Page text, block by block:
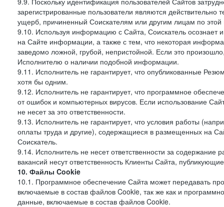
зарегистрированные пользователи являются
ущерб, причиненный Соискателям или другим лицам по этой
9.10. Используя информацию с Сайта, Соискатель осознает
на Сайте информации, а также с тем, что некоторая
заведомо ложной, грубой, непристойной. Если это
Исполнителю о наличии подобной информации.
9.11. Исполнитель не гарантирует, что опубликованные
хотя бы одним.
9.12. Исполнитель не гарантирует, что программное
от ошибок и компьютерных вирусов. Если использование
не несет за это ответственности.
9.13. Исполнитель не гарантирует, что условия работы
оплаты труда и другие), содержащиеся в размещенных на
Соискатель.
9.14. Исполнитель не несет ответственности за
вакансий несут ответственность Клиенты Сайта,
10. Файлы Cookie
10.1. Программное обеспечение Сайта может передавать
включаемые в состав файлов Cookie, так же как и
данные, включаемые в состав файлов Cookie.